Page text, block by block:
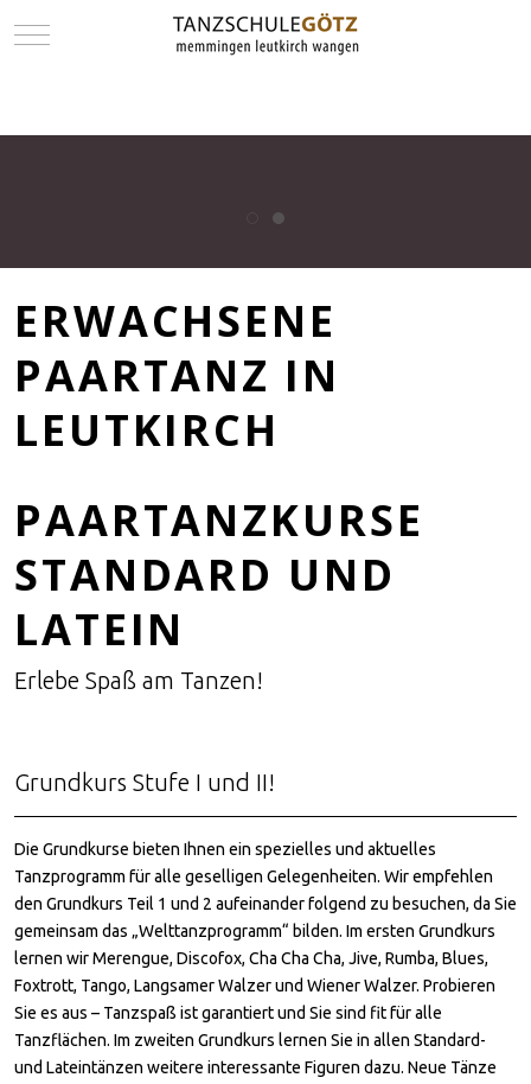
Mobile Menu Toggle
ERWACHSENE
PAARTANZ IN
LEUTKIRCH
PAARTANZKURSE
STANDARD UND
LATEIN
Erlebe Spaß am Tanzen!
Grundkurs Stufe I und II!
Die Grundkurse bieten Ihnen ein spezielles und aktuelles
Tanzprogramm für alle geselligen Gelegenheiten. Wir empfehlen
den Grundkurs Teil 1 und 2 aufeinander folgend zu besuchen, da Sie
gemeinsam das „Welttanzprogramm“ bilden. Im ersten Grundkurs
lernen wir Merengue, Discofox, Cha Cha Cha, Jive, Rumba, Blues,
Foxtrott, Tango, Langsamer Walzer und Wiener Walzer. Probieren
Sie es aus – Tanzspaß ist garantiert und Sie sind fit für alle
Tanzflächen. Im zweiten Grundkurs lernen Sie in allen Standard-
und Lateintänzen weitere interessante Figuren dazu. Neue Tänze